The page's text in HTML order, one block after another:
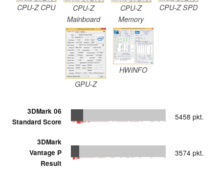
CPU-Z CPU
CPU-Z
Mainboard
CPU-Z
Memory
CPU-Z SPD
GPU-Z
HWiNFO
3DMark 06
Standard Score
5458 pkt.
3DMark
Vantage P
Result
3574 pkt.